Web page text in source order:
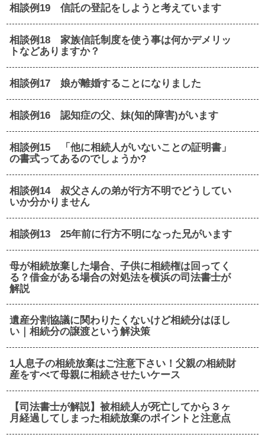
相談例19 信託の登記をしようと考えています
相談例18 家族信託制度を使う事は何かデメリッ
トなどありますか？
相談例17 娘が離婚することになりました
相談例16 認知症の父、妹(知的障害)がいます
相談例15 「他に相続人がいないことの証明書」
の書式ってあるのでしょうか?
相談例14 叔父さんの弟が行方不明でどうしてい
いか分かりません
相談例13 25年前に行方不明になった兄がいます
母が相続放棄した場合、子供に相続権は回ってく
る？借金がある場合の対処法を横浜の司法書士が
解説
遺産分割協議に関わりたくないけど相続分はほし
い｜相続分の譲渡という解決策
1人息子の相続放棄はご注意下さい！父親の相続財
産をすべて母親に相続させたいケース
【司法書士が解説】被相続人が死亡してから３ヶ
月経過してしまった相続放棄のポイントと注意点